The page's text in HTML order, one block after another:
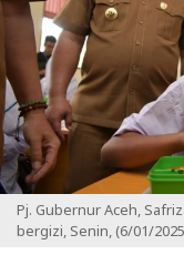
Pj. Gubernur Aceh,
bergizi, Senin, (6/01/